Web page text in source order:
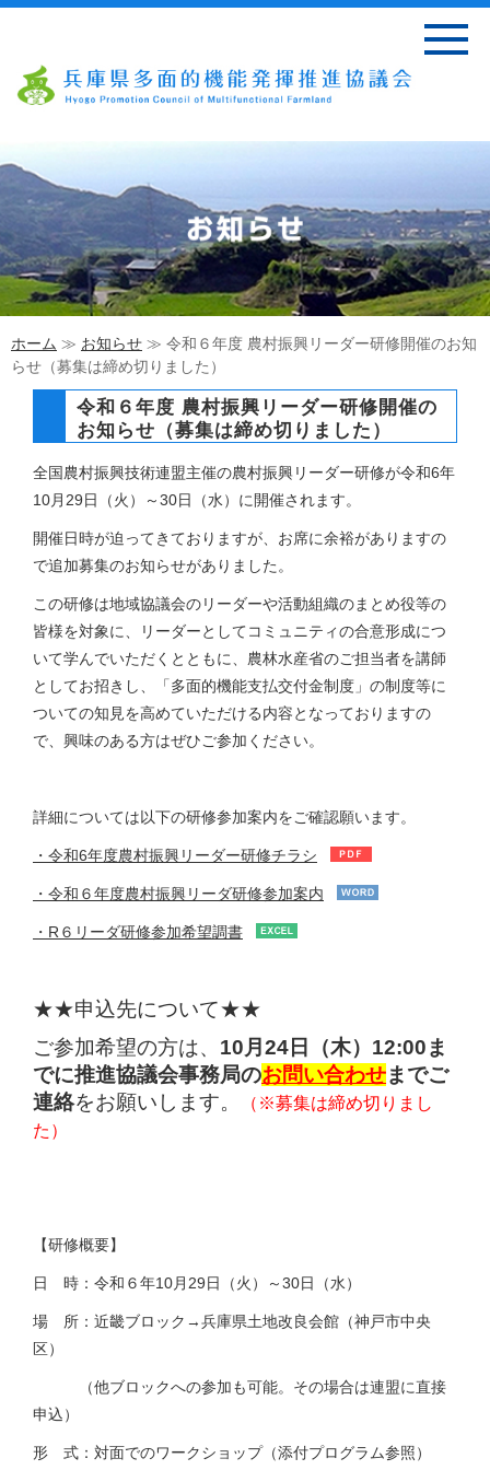
ホーム ≫ お知らせ ≫ 令和６年度 農村振興リーダー研修開催のお知
らせ（募集は締め切りました）
令和６年度 農村振興リーダー研修開催の
お知らせ（募集は締め切りました）
全国農村振興技術連盟主催の農村振興リーダー研修が令和6年
10月29日（火）～30日（水）に開催されます。
開催日時が迫ってきておりますが、お席に余裕がありますの
で追加募集のお知らせがありました。
この研修は地域協議会のリーダーや活動組織のまとめ役等の
皆様を対象に、リーダーとしてコミュニティの合意形成につ
いて学んでいただくとともに、農林水産省のご担当者を講師
としてお招きし、「多面的機能支払交付金制度」の制度等に
ついての知見を高めていただける内容となっておりますの
で、興味のある方はぜひご参加ください。
詳細については以下の研修参加案内をご確認願います。
・令和6年度農村振興リーダー研修チラシ
・令和６年度農村振興リーダ研修参加案内
・R６リーダ研修参加希望調書
★★申込先について★★
ご参加希望の方は、 10月24日（木）12:00ま
でに推進協議会事務局のお問い合わせまでご
連絡をお願いします。
（※募集は締め切りまし
た）
【研修概要】
日 時：令和６年10月29日（火）～30日（水）
場 所：近畿ブロック→兵庫県土地改良会館（神戸市中央
区）
（他ブロックへの参加も可能。その場合は連盟に直接
申込）
形 式：対面でのワークショップ（添付プログラム参照）